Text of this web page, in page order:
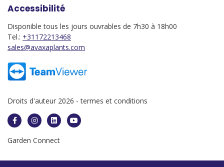
Accessibilité
Disponible tous les jours ouvrables de 7h30 à 18h00
Tel.: +31172213468
sales@avaxaplants.com
Droits d'auteur 2026 -termes et conditions
Garden Connect